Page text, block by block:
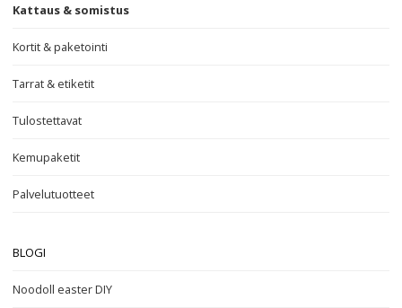
Kattaus & somistus
Kortit & paketointi
Tarrat & etiketit
Tulostettavat
Kemupaketit
Palvelutuotteet
BLOGI
Noodoll easter DIY